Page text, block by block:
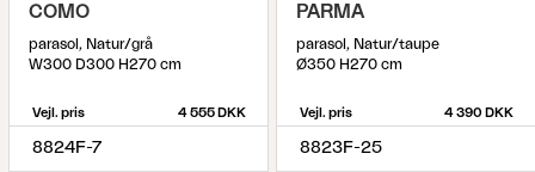
COMO
parasol, Natur/grå
W300 D300 H270 cm
Vejl. pris 4 555 DKK
8824F-7
PARMA
parasol, Natur/taupe
Ø350 H270 cm
Vejl. pris 4 390 DKK
8823F-25